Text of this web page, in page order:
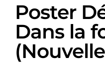
Poster
Dans la